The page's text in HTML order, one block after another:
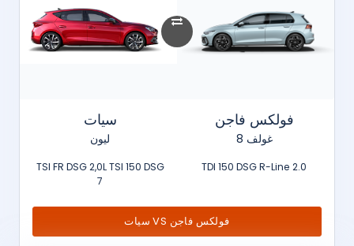
فولكس فاجن
غولف 8
2.0 TDI 150 DSG R-Line
سيات
ليون
TSI FR DSG 2,0L TSI 150 DSG
7
فولكس فاجن VS سيات